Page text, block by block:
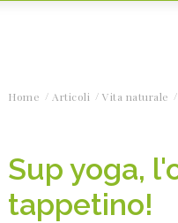
Home Articoli Vita naturale
Sup yoga,
tappetino!